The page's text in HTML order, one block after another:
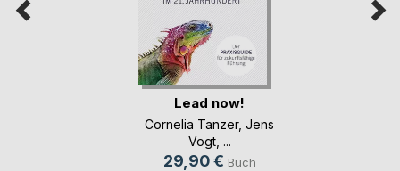
Lead now!
Cornelia Tanzer, Jens
Vogt, ...
29,90 € Buch